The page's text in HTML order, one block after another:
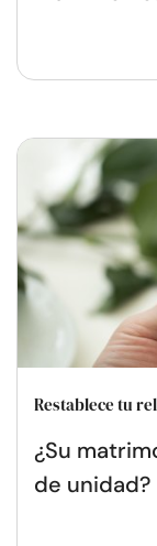
Restablece tu
¿Su
de unidad?